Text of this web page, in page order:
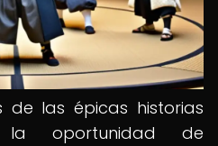
de las épicas historias
la oportunidad de